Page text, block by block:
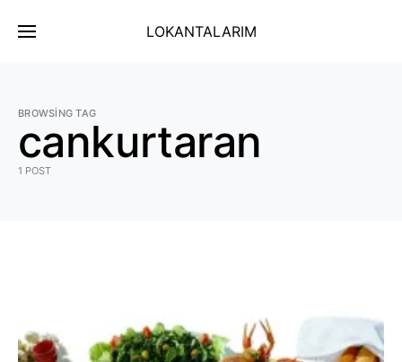
LOKANTALARIM
BROWSING TAG
cankurtaran
1 POST